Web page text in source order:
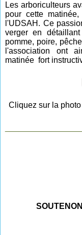
Les arboriculteurs
pour cette
l'UDSAH. Ce
verger en
pomme, poire,
l'association ont
matinée fort
Cliquez sur la